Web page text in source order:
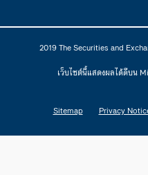
2019 The Securities and
เว็บไซต์นี้แสดงผลได้ดีบน
Sitemap Privacy